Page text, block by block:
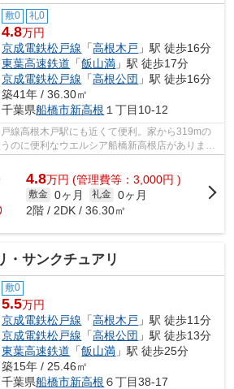
敷0 礼0
4.8万円
京成電鉄松戸線 「高根木戸 」駅 徒歩16分
東葉高速鉄道 「飯山満 」駅 徒歩17分
京成電鉄松戸線 「高根公団 」駅 徒歩16分
築41年 / 36.30㎡
千葉県船橋市新高根 １丁目10-12
線高根木戸駅にも近くて便利。家から319mの
のに便利なウエルシア船橋新高根店がありま
駅あり、行き先...
4.8万円 (管理費等：3,000円 )
敷金 0ヶ月 礼金 0ヶ月
2階 / 2DK / 36.30㎡
・サンクチュアリ
敷0
5.5万円
京成電鉄松戸線 「高根木戸 」駅 徒歩11分
京成電鉄松戸線 「高根公団 」駅 徒歩13分
東葉高速鉄道 「飯山満 」駅 徒歩25分
築15年 / 25.46㎡
千葉県船橋市新高根 ６丁目38-17